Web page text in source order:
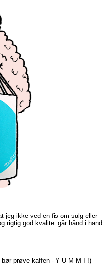
jeg ikke ved en fis om salg eller
rigtig god kvalitet går hånd i hånd
prøve kaffen - Y U M M I !)